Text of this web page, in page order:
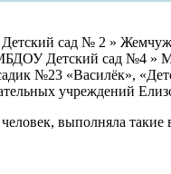
сад № 2 »
Детский сад №4
№23 «Василёк»,
учреждений
выполняла такие